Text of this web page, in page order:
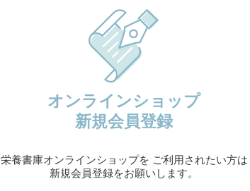
オンラインショップ
新規会員登録
栄養書庫オンラインショップを ご利用されたい方は
新規会員登録をお願いします。